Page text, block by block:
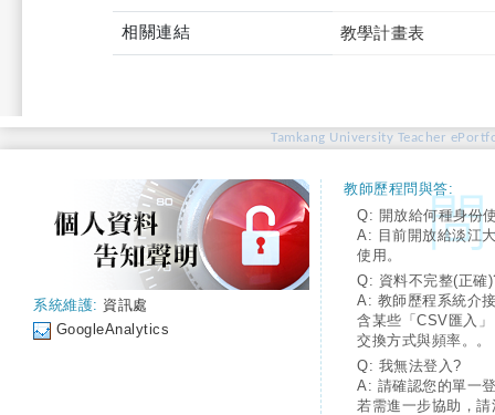
相關連結 教學計畫表
Tamkang University Teacher
系統維護: 資訊處
GoogleAnalytics
教師歷程問與答:
Q: 開放給何種身份
A: 目前開放給淡江
使用。
Q: 資料不完整(正確
A: 教師歷程系統介
含某些「CSV匯入
交換方式與頻率。。
Q: 我無法登入?
A: 請確認您的單一
若需進一步協助，